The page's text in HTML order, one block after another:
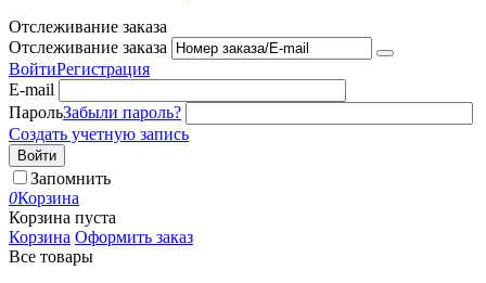
Отслеживание заказа
Отслеживание заказа
ВойтиРегистрация
E-mail
ПарольЗабыли пароль?
Создать учетную запись
Войти
Запомнить
0Корзина
Корзина пуста
Корзина Оформить заказ
Все товары